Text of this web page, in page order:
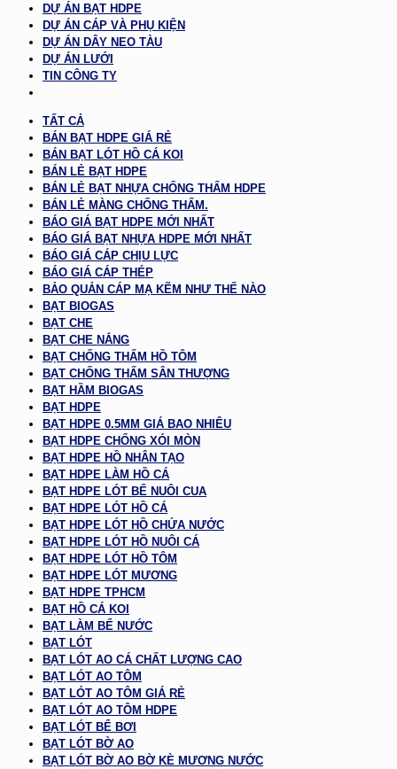
DỰ ÁN BẠT HDPE
DỰ ÁN CÁP VÀ PHỤ KIỆN
DỰ ÁN DÂY NEO TÀU
DỰ ÁN LƯỚI
TIN CÔNG TY
TẤT CẢ
BÁN BẠT HDPE GIÁ RẺ
BÁN BẠT LÓT HỒ CÁ KOI
BÁN LẺ BẠT HDPE
BÁN LẺ BẠT NHỰA CHỐNG THẤM HDPE
BÁN LẺ MÀNG CHỐNG THẤM.
BÁO GIÁ BẠT HDPE MỚI NHẤT
BÁO GIÁ BẠT NHỰA HDPE MỚI NHẤT
BÁO GIÁ CÁP CHỊU LỰC
BÁO GIÁ CÁP THÉP
BẢO QUẢN CÁP MẠ KẼM NHƯ THẾ NÀO
BẠT BIOGAS
BẠT CHE
BẠT CHE NẮNG
BẠT CHỐNG THẤM HỒ TÔM
BẠT CHỐNG THẤM SÂN THƯỢNG
BẠT HẦM BIOGAS
BẠT HDPE
BẠT HDPE 0.5MM GIÁ BAO NHIÊU
BẠT HDPE CHỐNG XÓI MÒN
BẠT HDPE HỒ NHÂN TẠO
BẠT HDPE LÀM HỒ CÁ
BẠT HDPE LÓT BỂ NUÔI CUA
BẠT HDPE LÓT HỒ CÁ
BẠT HDPE LÓT HỒ CHỨA NƯỚC
BẠT HDPE LÓT HỒ NUÔI CÁ
BẠT HDPE LÓT HỒ TÔM
BẠT HDPE LÓT MƯƠNG
BẠT HDPE TPHCM
BẠT HỒ CÁ KOI
BẠT LÀM BỂ NƯỚC
BẠT LÓT
BẠT LÓT AO CÁ CHẤT LƯỢNG CAO
BẠT LÓT AO TÔM
BẠT LÓT AO TÔM GIÁ RẺ
BẠT LÓT AO TÔM HDPE
BẠT LÓT BỂ BƠI
BẠT LÓT BỜ AO
BẠT LÓT BỜ AO BỜ KÈ MƯƠNG NƯỚC